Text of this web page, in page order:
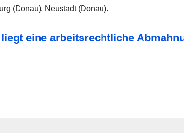
(Donau), Neustadt (Donau).
eine arbeitsrechtliche